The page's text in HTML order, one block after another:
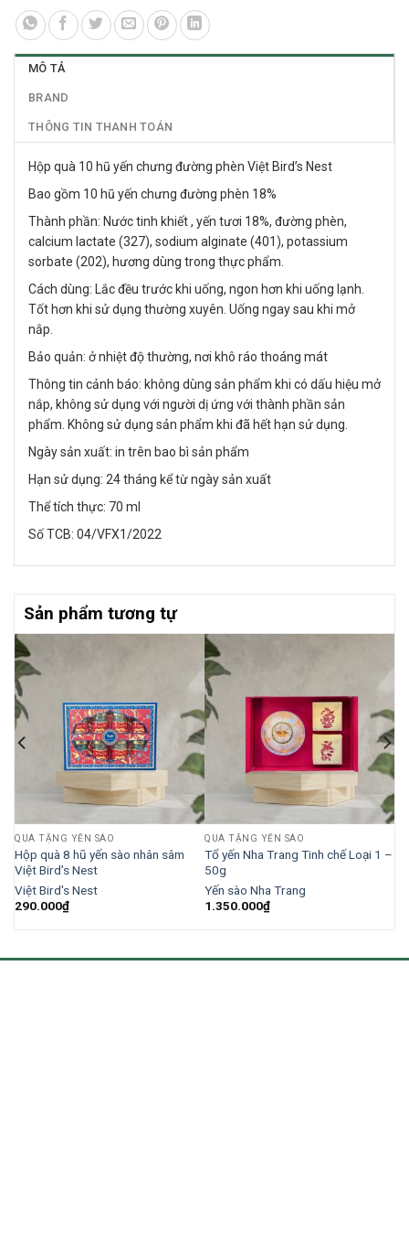
MÔ TẢ
BRAND
THÔNG TIN THANH TOÁN
Hộp quà 10 hũ yến chưng đường phèn Việt Bird’s Nest
Bao gồm 10 hũ yến chưng đường phèn 18%
Thành phần: Nước tinh khiết , yến tươi 18%, đường phèn,
calcium lactate (327), sodium alginate (401), potassium
sorbate (202), hương dùng trong thực phẩm.
Cách dùng: Lắc đều trước khi uống, ngon hơn khi uống lạnh.
Tốt hơn khi sử dụng thường xuyên. Uống ngay sau khi mở
nắp.
Bảo quản: ở nhiệt độ thường, nơi khô ráo thoáng mát
Thông tin cảnh báo: không dùng sản phẩm khi có dấu hiệu mở
nắp, không sử dụng với người dị ứng với thành phần sản
phẩm. Không sử dụng sản phẩm khi đã hết hạn sử dụng.
Ngày sản xuất: in trên bao bì sản phẩm
Hạn sử dụng: 24 tháng kể từ ngày sản xuất
Thể tích thực: 70 ml
Số TCB: 04/VFX1/2022
Sản phẩm tương tự
QUÀ TẶNG YẾN SÀO
Hộp quà 8 hũ yến sào nhân sâm
Việt Bird’s Nest
Việt Bird's Nest
290.000₫
QUÀ TẶNG YẾN SÀO
Tổ yến Nha Trang Tinh chế Loại 1 –
50g
Yến sào Nha Trang
1.350.000₫